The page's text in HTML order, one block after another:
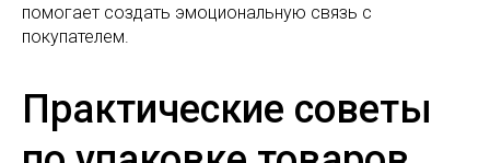
помогает создать эмоциональную связь с
покупателем.
Практические советы